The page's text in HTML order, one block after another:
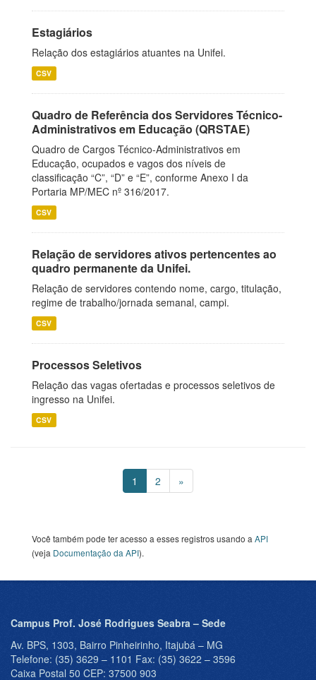
Estagiários
Relação dos estagiários atuantes na Unifei.
CSV
Quadro de Referência dos Servidores Técnico-
Administrativos em Educação (QRSTAE)
Quadro de Cargos Técnico-Administrativos em
Educação, ocupados e vagos dos níveis de
classificação “C”, “D” e “E”, conforme Anexo I da
Portaria MP/MEC nº 316/2017.
CSV
Relação de servidores ativos pertencentes ao
quadro permanente da Unifei.
Relação de servidores contendo nome, cargo, titulação,
regime de trabalho/jornada semanal, campi.
CSV
Processos Seletivos
Relação das vagas ofertadas e processos seletivos de
ingresso na Unifei.
CSV
1 2 »
Você também pode ter acesso a esses registros usando a API
(veja Documentação da API).
Campus Prof. José Rodrigues Seabra – Sede
Av. BPS, 1303, Bairro Pinheirinho, Itajubá – MG
Telefone: (35) 3629 – 1101 Fax: (35) 3622 – 3596
Caixa Postal 50 CEP: 37500 903